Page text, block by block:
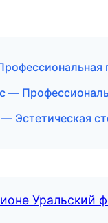
—
Эстетическая
Уральский